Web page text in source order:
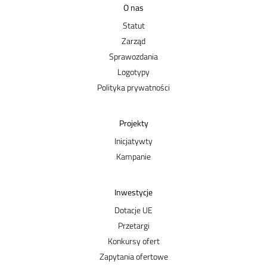
O nas
Statut
Zarząd
Sprawozdania
Logotypy
Polityka prywatności
Projekty
Inicjatywty
Kampanie
Inwestycje
Dotacje UE
Przetargi
Konkursy ofert
Zapytania ofertowe